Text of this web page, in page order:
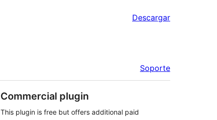
Descargar
Soporte
Commercial plugin
This plugin is free but offers additional paid